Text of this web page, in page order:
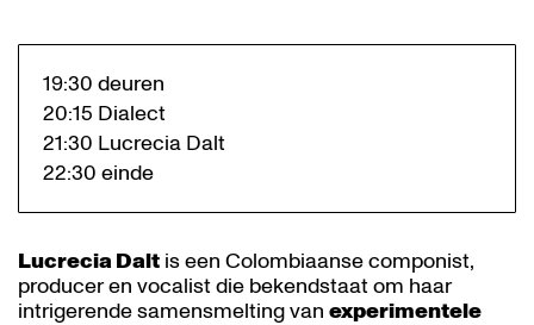
Lucrecia Dalt is een Colombiaanse componist,
producer en vocalist die bekendstaat om haar
intrigerende samensmelting van experimentele
19:30 deuren
20:15 Dialect
21:30 Lucrecia Dalt
22:30 einde